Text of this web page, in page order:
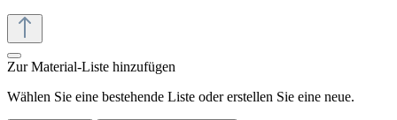
Zur Material-Liste hinzufügen
Wählen Sie eine bestehende Liste oder erstellen Sie eine neue.